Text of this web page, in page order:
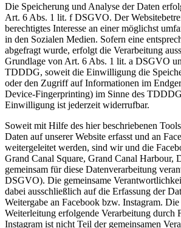
Die Speicherung und Analyse der Daten
Art. 6 Abs. 1 lit. f DSGVO. Der
berechtigtes Interesse an einer möglichst
in den Sozialen Medien. Sofern eine
abgefragt wurde, erfolgt die Verarbeitung
Grundlage von Art. 6 Abs. 1 lit. a DSGVO
TDDDG, soweit die Einwilligung die
oder den Zugriff auf Informationen im
Device-Fingerprinting) im Sinne des
Einwilligung ist jederzeit widerrufbar.
Soweit mit Hilfe des hier beschriebenen
Daten auf unserer Website erfasst und an
weitergeleitet werden, sind wir und die
Grand Canal Square, Grand Canal Harbour,
gemeinsam für diese Datenverarbeitung
DSGVO). Die gemeinsame
dabei ausschließlich auf die Erfassung der
Weitergabe an Facebook bzw. Instagram.
Weiterleitung erfolgende Verarbeitung durch
Instagram ist nicht Teil der gemeinsamen